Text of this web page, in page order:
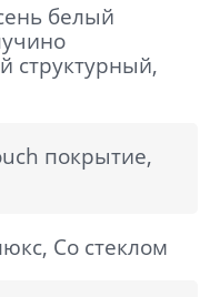
белый
структурный,
покрытие,
Со стеклом